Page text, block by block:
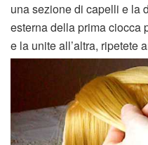
una sezione di capelli e la
esterna della prima ciocca
e la unite all’altra, ripetete